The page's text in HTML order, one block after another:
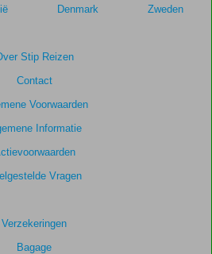
Stip Reizen
Contact
Voorwaarden
Informatie
Vragen
Verzekeringen
Bagage
Denmark
Zweden